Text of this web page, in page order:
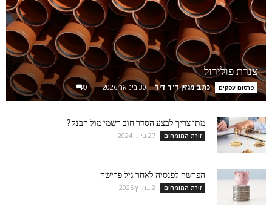
צנרת פולירול
פרסום עסקים כתב מגזין ד"ר דיל - 30 בינואר 2026 0
מתי צריך לבצע הסדר חוב רשמי מול הבנק?
זירת המומחים 27 ביוני 2024
הפרשה לפנסיה לאחר גיל פרישה
זירת המומחים 2 במרץ 2025